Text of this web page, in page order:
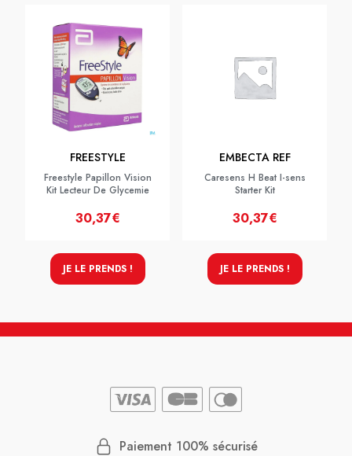
FREESTYLE
Freestyle Papillon Vision
Kit Lecteur De Glycemie
30,37€
JE LE PRENDS !
EMBECTA REF
Caresens H Beat I-sens
Starter Kit
30,37€
JE LE PRENDS !
Paiement 100% sécurisé